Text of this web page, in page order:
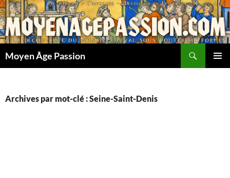
Aller
au
contenu
Moyen Âge Passion
Archives par mot-clé : Seine-Saint-Denis